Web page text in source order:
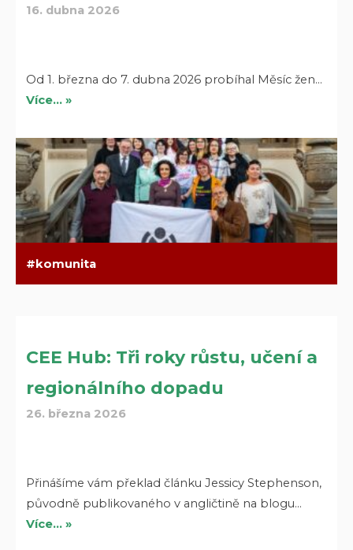
16. dubna 2026
Od 1. března do 7. dubna 2026 probíhal Měsíc žen…
Více… »
komunita
CEE Hub: Tři roky růstu, učení a
regionálního dopadu
26. března 2026
Přinášíme vám překlad článku Jessicy Stephenson,
původně publikovaného v angličtině na blogu…
Více… »